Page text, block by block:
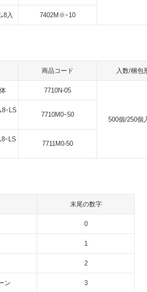
入 7402M※ｰ10
商品コード 入数/梱包
7710N-05
500個/250個
ｰLS
7710M0ｰ50
ｰLS
7711M0-50
末尾の数字
0
1
2
ン 3